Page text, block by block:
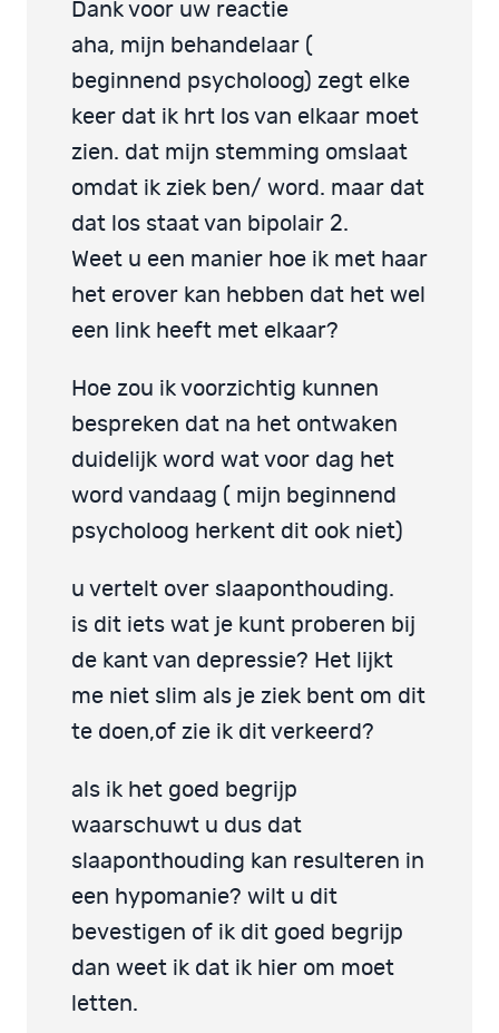
Dank voor uw reactie
aha, mijn behandelaar (
beginnend psycholoog) zegt elke
keer dat ik hrt los van elkaar moet
zien. dat mijn stemming omslaat
omdat ik ziek ben/ word. maar dat
dat los staat van bipolair 2.
Weet u een manier hoe ik met haar
het erover kan hebben dat het wel
een link heeft met elkaar?
Hoe zou ik voorzichtig kunnen
bespreken dat na het ontwaken
duidelijk word wat voor dag het
word vandaag ( mijn beginnend
psycholoog herkent dit ook niet)
u vertelt over slaaponthouding.
is dit iets wat je kunt proberen bij
de kant van depressie? Het lijkt
me niet slim als je ziek bent om dit
te doen,of zie ik dit verkeerd?
als ik het goed begrijp
waarschuwt u dus dat
slaaponthouding kan resulteren in
een hypomanie? wilt u dit
bevestigen of ik dit goed begrijp
dan weet ik dat ik hier om moet
letten.